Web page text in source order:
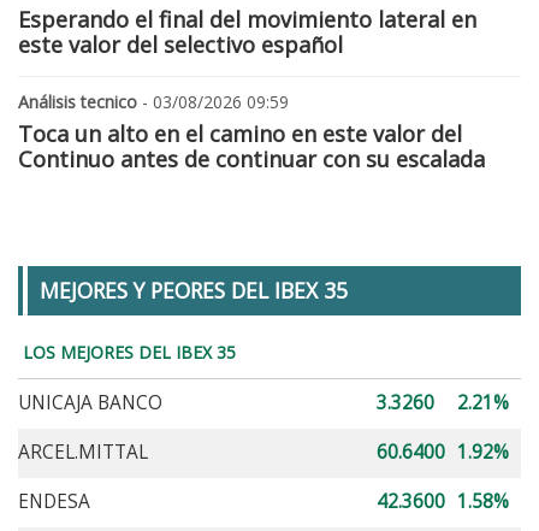
Esperando el final del movimiento lateral en
este valor del selectivo español
Análisis tecnico - 03/08/2026 09:59
Toca un alto en el camino en este valor del
Continuo antes de continuar con su escalada
MEJORES Y PEORES DEL IBEX 35
LOS MEJORES DEL IBEX 35
UNICAJA BANCO 3.3260
2.21%
ARCEL.MITTAL
60.6400 1.92%
ENDESA
42.3600 1.58%